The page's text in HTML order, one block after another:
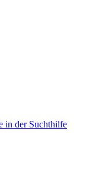
in der Suchthilfe